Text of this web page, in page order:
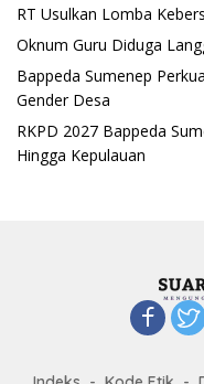
RT Usulkan Lomba
Oknum Guru Diduga
Bappeda Sumenep
Gender Desa
RKPD 2027 Bappeda
Hingga Kepulauan